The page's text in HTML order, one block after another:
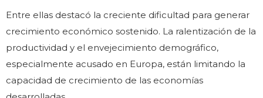
Entre ellas destacó la creciente dificultad para generar
crecimiento económico sostenido. La ralentización de la
productividad y el envejecimiento demográfico,
especialmente acusado en Europa, están limitando la
capacidad de crecimiento de las economías